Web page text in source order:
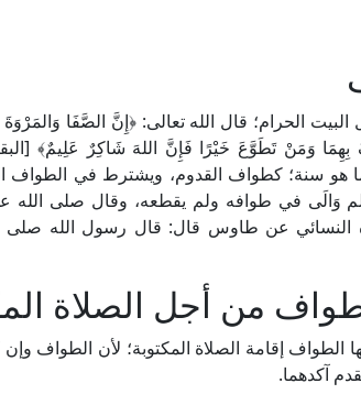
الحرام؛ قال الله تعالى: ﴿إِنَّ الصَّفَا
سنة؛ كطواف القدوم، ويشترط في الطواف
وَالَى في طوافه ولم يقطعه، وقال صلى الله
النسائي عن طاوس قال: قال رسول الله صلى
من أجل الصلاة
الطواف إقامة الصلاة المكتوبة؛ لأن الطواف وإن
آكدهما.